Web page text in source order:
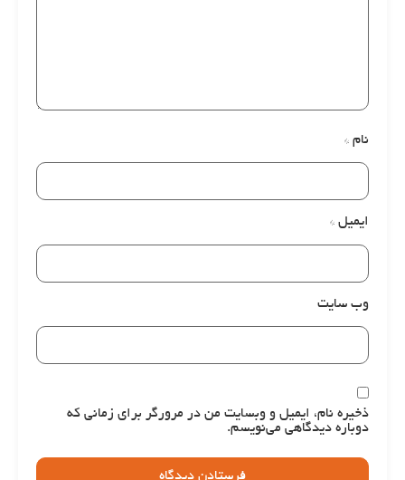
نام *
ایمیل *
وب‌ سایت
ذخیره نام، ایمیل و وبسایت من در مرورگر برای زمانی که
دوباره دیدگاهی می‌نویسم.